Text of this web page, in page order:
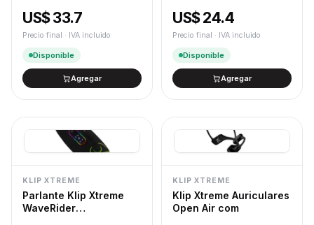
US$ 33.7
Precio final · IVA incluido
Disponible
Agregar
US$ 24.4
Precio final · IVA incluido
Disponible
Agregar
KLIP XTREME
Parlante Klip Xtreme
WaveRider
KLIP XTREME
Klip Xtreme Auriculares
Open Air com